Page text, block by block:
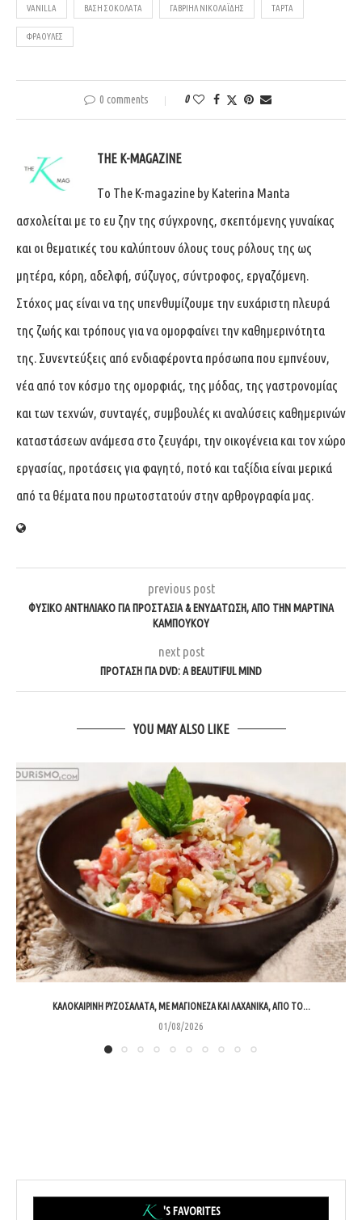
VANILLA ΒΆΣΗ ΣΟΚΟΛΆΤΑ ΓΑΒΡΙΉΛ ΝΙΚΟΛΑΪΔΗΣ ΤΆΡΤΑ
ΦΡΆΟΥΛΕΣ
0 comments 0
THE K-MAGAZINE
Tο The K-magazine by Katerina Manta
ασχολείται με το ευ ζην της σύγχρονης, σκεπτόμενης γυναίκας
και οι θεματικές του καλύπτουν όλους τους ρόλους της ως
μητέρα, κόρη, αδελφή, σύζυγος, σύντροφος, εργαζόμενη.
Στόχος μας είναι να της υπενθυμίζουμε την ευχάριστη πλευρά
της ζωής και τρόπους για να ομορφαίνει την καθημερινότητα
της. Συνεντεύξεις από ενδιαφέροντα πρόσωπα που εμπνέουν,
νέα από τον κόσμο της ομορφιάς, της μόδας, της γαστρονομίας
και των τεχνών, συνταγές, συμβουλές κι αναλύσεις καθημερινών
καταστάσεων ανάμεσα στο ζευγάρι, την οικογένεια και τον χώρο
εργασίας, προτάσεις για φαγητό, ποτό και ταξίδια είναι μερικά
από τα θέματα που πρωτοστατούν στην αρθρογραφία μας.
previous post
ΦΥΣΙΚΌ ΑΝΤΗΛΙΑΚΌ ΓΙΑ ΠΡΟΣΤΑΣΊΑ & ΕΝΥΔΆΤΩΣΗ, ΑΠΌ ΤΗΝ ΜΑΡΤΊΝΑ
ΚΑΜΠΟΎΚΟΥ
next post
ΠΡΌΤΑΣΗ ΓΙΑ DVD: A BEAUTIFUL MIND
YOU MAY ALSO LIKE
ΚΑΛΟΚΑΙΡΙΝΉ ΡΥΖΟΣΑΛΆΤΑ, ΜΕ ΜΑΓΙΟΝΈΖΑ ΚΑΙ ΛΑΧΑΝΙΚΆ, ΑΠΌ ΤΟ...
01/08/2026
'S FAVORITES